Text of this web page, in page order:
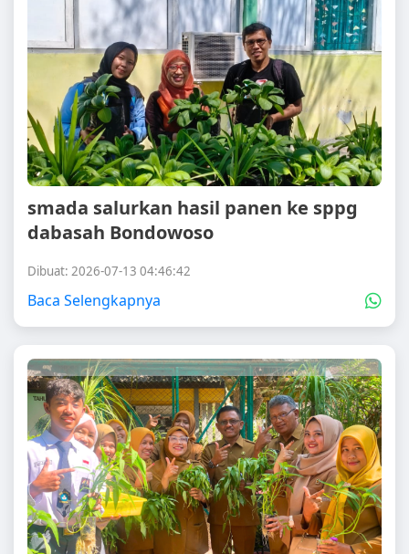
smada salurkan hasil panen ke sppg
dabasah Bondowoso
Dibuat: 2026-07-13 04:46:42
Baca Selengkapnya